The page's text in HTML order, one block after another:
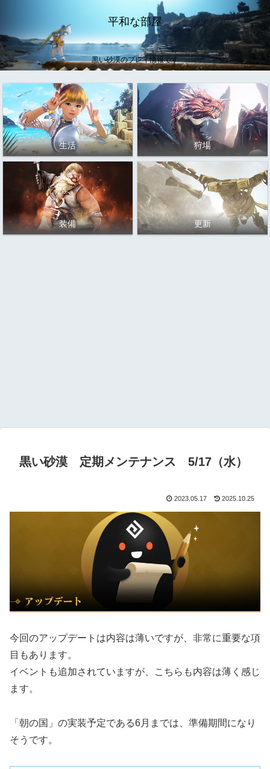
平和な部屋
黒い砂漠のプレイ情報です
生活 狩場
装備 更新
黒い砂漠 定期メンテナンス 5/17（水）
2023.05.17 2025.10.25
今回のアップデートは内容は薄いですが、非常に重要な項
目もあります。
イベントも追加されていますが、こちらも内容は薄く感じ
ます。
「朝の国」の実装予定である6月までは、準備期間になり
そうです。